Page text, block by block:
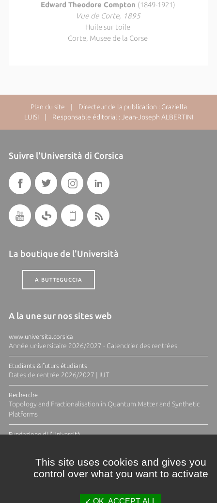
Edward Theodore Compton (1849-1921)
Vue de Corte, 1895
Huile sur toile
Corte, Musee de la Corse
Plan du site | Directeur de la publication : Graziella
LUISI | Responsable éditorial : Jean-Joseph ALBERTINI
Suivre l'Università di Corsica
La boutique de l'Università
A BUTTEGUCCIA
A la une sur nos sites web
www.universita.corsica
Année universitaire 2026/2027 - Calendrier des rentrées
Etudiants & futurs étudiants
Dates de rentrée 2026/2027 | IUT
Recherche
Topology and Fractionalisation in Quantum Matter and Synthetic
Platforms
Fundazione di l'Università
This site uses cookies and gives you
control over what you want to activate
OK, ACCEPT ALL